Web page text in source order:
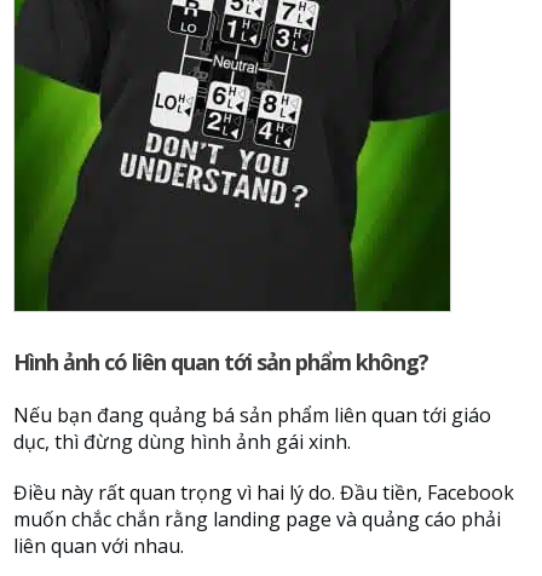
Hình ảnh có liên quan tới sản phẩm không?
Nếu bạn đang quảng bá sản phẩm liên quan tới giáo
dục, thì đừng dùng hình ảnh gái xinh.
Điều này rất quan trọng vì hai lý do. Đầu tiền, Facebook
muốn chắc chắn rằng landing page và quảng cáo phải
liên quan với nhau.